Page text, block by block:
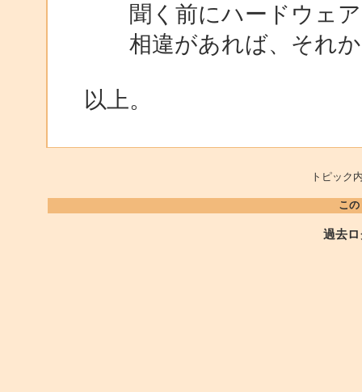
聞く前にハードウェア
相違があれば、それか
以上。
トピッ
こ
過去